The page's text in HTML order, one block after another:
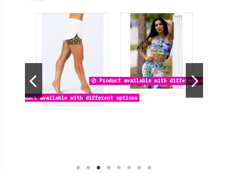
Product available with different options
Product available with different options